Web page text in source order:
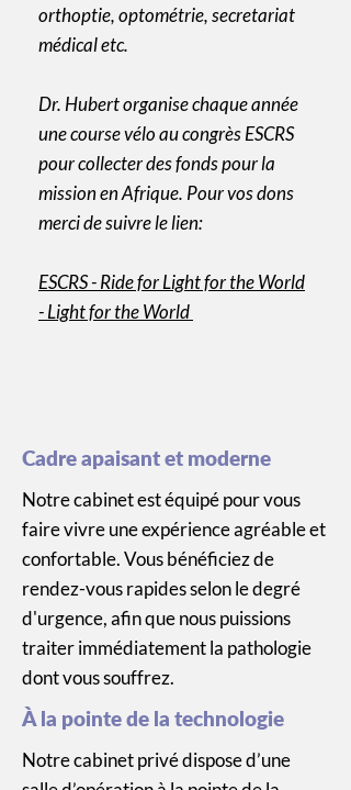
orthoptie, optométrie, secretariat
médical etc.
Dr. Hubert organise chaque année
une course vélo au congrès ESCRS
pour collecter des fonds pour la
mission en Afrique. Pour vos dons
merci de suivre le lien:
ESCRS - Ride for Light for the World
- Light for the World
Cadre apaisant et moderne
Notre cabinet est équipé pour vous
faire vivre une expérience agréable et
confortable. Vous bénéficiez de
rendez-vous rapides selon le degré
d'urgence, afin que nous puissions
traiter immédiatement la pathologie
dont vous souffrez.
À la pointe de la technologie
Notre cabinet privé dispose d’une